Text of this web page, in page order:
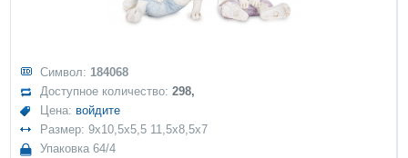
Символ: 184068
Доступное количество:298,
Цена: войдите
Размер: 9x10,5x5,5 11,5x8,5x7
Упаковка 64/4